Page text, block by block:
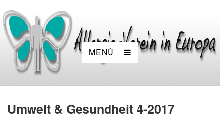
MENÜ
Umwelt & Gesundheit 4-2017